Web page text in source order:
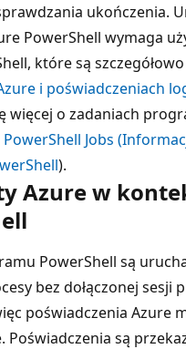
ukończenia.
PowerShell wymaga
które są
i poświadczeniach
więcej o zadaniach
Jobs
).
Azure w
PowerShell są
bez dołączonej sesji
poświadczenia Azure
Poświadczenia są